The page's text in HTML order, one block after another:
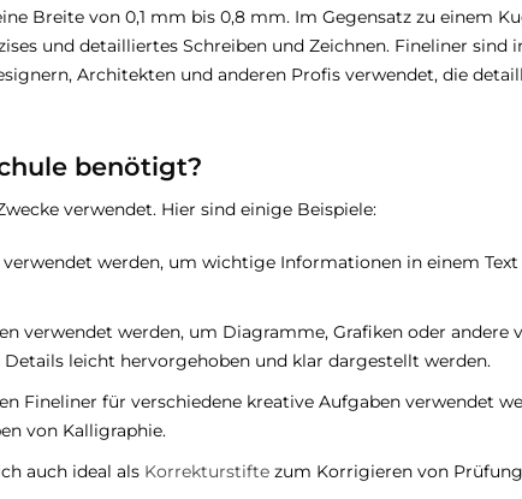
Breite von 0,1 mm bis 0,8 mm. Im Gegensatz zu einem
und detailliertes Schreiben und Zeichnen. Fineliner sind
Architekten und anderen Profis verwendet, die
benötigt?
verwendet. Hier sind einige Beispiele:
werden, um wichtige Informationen in einem
verwendet werden, um Diagramme, Grafiken oder andere
leicht hervorgehoben und klar dargestellt werden.
Fineliner für verschiedene kreative Aufgaben verwendet
von Kalligraphie.
auch ideal als Korrekturstifte zum Korrigieren von